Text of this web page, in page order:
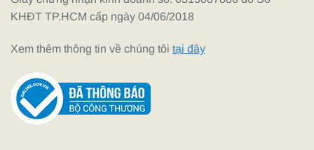
KHĐT TP.HCM cấp ngày 04/06/2018
Xem thêm thông tin về chúng tôi tại đây